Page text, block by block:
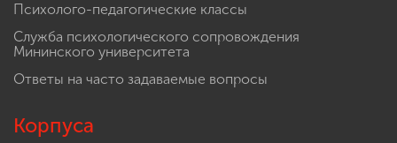
Психолого-педагогические классы
Служба психологического сопровождения
Мининского университета
Ответы на часто задаваемые вопросы
Корпуса